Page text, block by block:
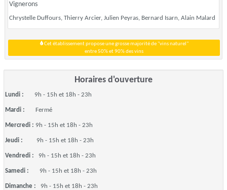
Vignerons
Chrystelle Duffours, Thierry Arcier, Julien Peyras, Bernard Isarn, Alain Malard
Cet établissement propose une grosse majorité de "vins naturel"
entre 50% et 90% des vins
Horaires d'ouverture
Lundi : 9h - 15h et 18h - 23h
Mardi : Fermé
Mercredi : 9h - 15h et 18h - 23h
Jeudi : 9h - 15h et 18h - 23h
Vendredi : 9h - 15h et 18h - 23h
Samedi : 9h - 15h et 18h - 23h
Dimanche : 9h - 15h et 18h - 23h